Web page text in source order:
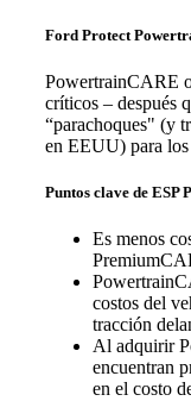
Ford Protect
PowertrainCARE
críticos – después
“parachoques" (y
en EEUU) para
Puntos clave de ESP
Es menos
costos del
tracción
Al adquirir
encuentran
en el costo